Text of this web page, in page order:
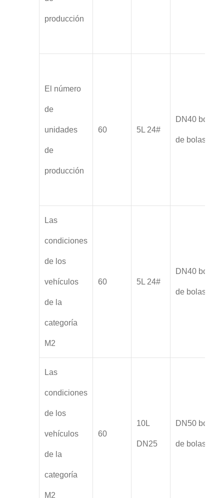
producción
El número
de
unidades
de
producción
60 5L 24#
DN40 boca
de bolas
Las
condiciones
de los
vehículos
de la
categoría
M2
60 5L 24#
DN40 boca
de bolas
Las
condiciones
de los
vehículos
de la
categoría
M2
60
10L
DN25
DN50 boca
de bolas